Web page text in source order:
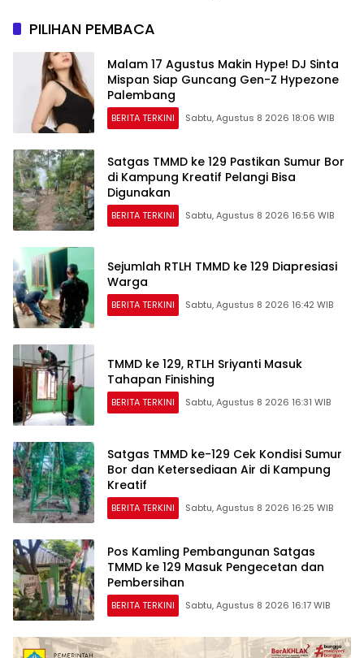
PILIHAN PEMBACA
Malam 17 Agustus Makin Hype! DJ Sinta
Mispan Siap Guncang Gen-Z Hypezone
Palembang
BERITA TERKINI Sabtu, Agustus 8 2026 18:06 WIB
Satgas TMMD ke 129 Pastikan Sumur Bor
di Kampung Kreatif Pelangi Bisa
Digunakan
BERITA TERKINI Sabtu, Agustus 8 2026 16:56 WIB
Sejumlah RTLH TMMD ke 129 Diapresiasi
Warga
BERITA TERKINI Sabtu, Agustus 8 2026 16:42 WIB
TMMD ke 129, RTLH Sriyanti Masuk
Tahapan Finishing
BERITA TERKINI Sabtu, Agustus 8 2026 16:31 WIB
Satgas TMMD ke-129 Cek Kondisi Sumur
Bor dan Ketersediaan Air di Kampung
Kreatif
BERITA TERKINI Sabtu, Agustus 8 2026 16:25 WIB
Pos Kamling Pembangunan Satgas
TMMD ke 129 Masuk Pengecetan dan
Pembersihan
BERITA TERKINI Sabtu, Agustus 8 2026 16:17 WIB